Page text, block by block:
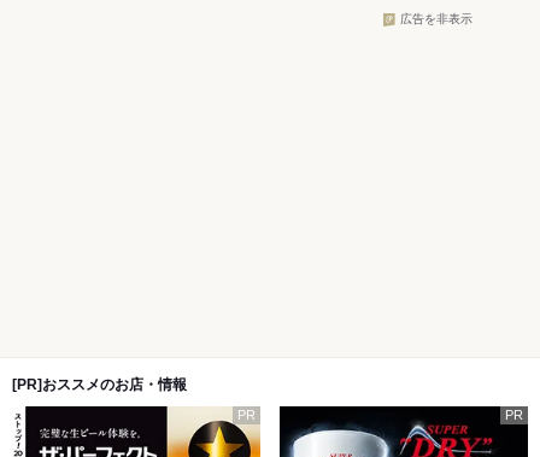
広告を非表示
[PR]おススメのお店・情報
PR PR